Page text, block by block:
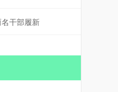
干部履新